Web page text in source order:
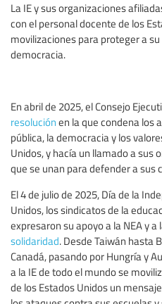
La IE y sus organizaciones
con el personal docente de los
movilizaciones para proteger a
democracia.
En abril de 2025, el Consejo
resolución en la que condena los
pública, la democracia y los
Unidos, y hacía un llamado a sus
que se unan para defender a sus
El 4 de julio de 2025, Día de la
Unidos, los sindicatos de la
expresaron su apoyo a la NEA y a
solidaridad. Desde Taiwán hasta
Canadá, pasando por Hungría y
a la IE de todo el mundo se
de los Estados Unidos un